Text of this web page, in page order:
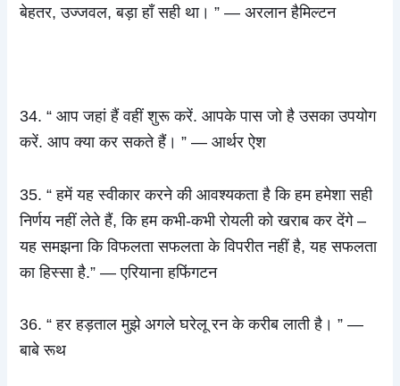
बेहतर, उज्जवल, बड़ा हाँ सही था। ” — अरलान हैमिल्टन
34. “ आप जहां हैं वहीं शुरू करें. आपके पास जो है उसका उपयोग
करें. आप क्या कर सकते हैं। ” — आर्थर ऐश
35. “ हमें यह स्वीकार करने की आवश्यकता है कि हम हमेशा सही
निर्णय नहीं लेते हैं, कि हम कभी-कभी रोयली को खराब कर देंगे –
यह समझना कि विफलता सफलता के विपरीत नहीं है, यह सफलता
का हिस्सा है.” — एरियाना हफिंगटन
36. “ हर हड़ताल मुझे अगले घरेलू रन के करीब लाती है। ” —
बाबे रूथ